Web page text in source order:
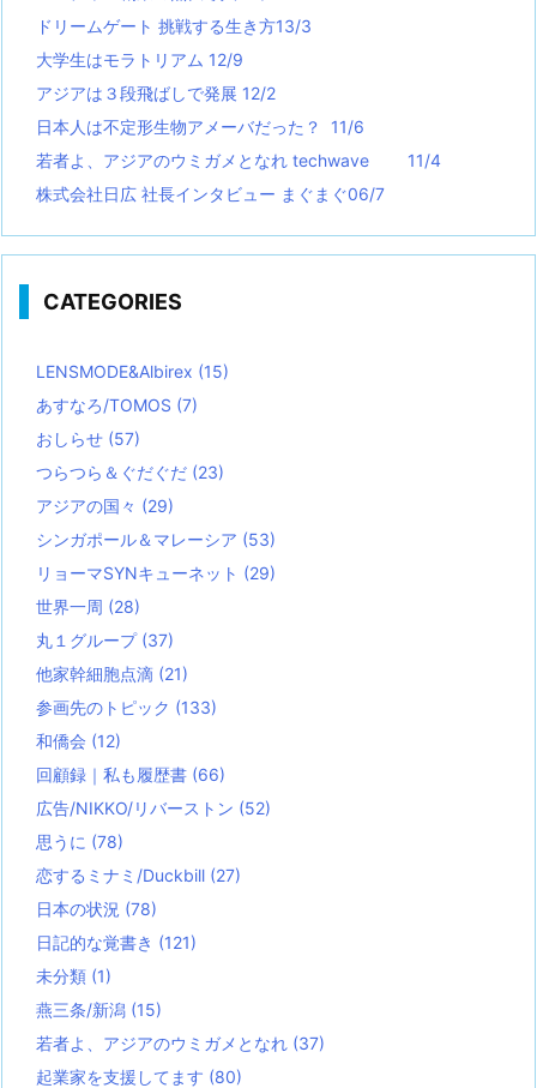
ドリームゲート 挑戦する生き方13/3
大学生はモラトリアム 12/9
アジアは３段飛ばしで発展 12/2
日本人は不定形生物アメーバだった？ 11/6
若者よ、アジアのウミガメとなれ techwave
11/4
株式会社日広 社長インタビュー まぐまぐ06/7
CATEGORIES
LENSMODE&Albirex (15)
あすなろ/TOMOS (7)
おしらせ (57)
つらつら＆ぐだぐだ (23)
アジアの国々 (29)
シンガポール＆マレーシア (53)
リョーマSYNキューネット (29)
世界一周 (28)
丸１グループ (37)
他家幹細胞点滴 (21)
参画先のトピック (133)
和僑会 (12)
回顧録｜私も履歴書 (66)
広告/NIKKO/リバーストン (52)
思うに (78)
恋するミナミ/Duckbill (27)
日本の状況 (78)
日記的な覚書き (121)
未分類 (1)
燕三条/新潟 (15)
若者よ、アジアのウミガメとなれ (37)
起業家を支援してます (80)